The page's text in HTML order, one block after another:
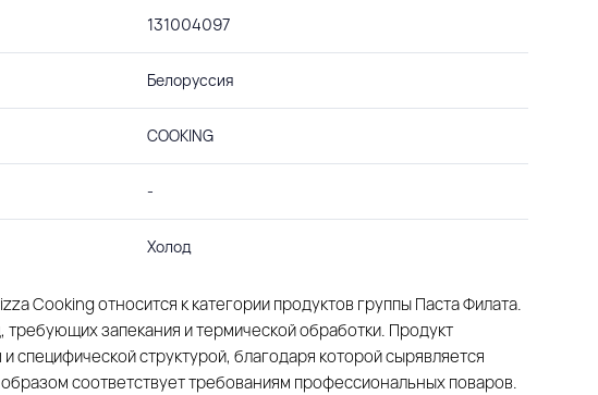
131004097
Белоруссия
COOKING
-
Холод
Cooking относится к категории продуктов группы Паста Филата.
запекания и термической обработки. Продукт
специфической структурой, благодаря которой сырявляется
соответствует требованиям профессиональных поваров.